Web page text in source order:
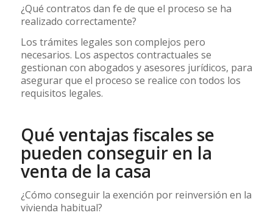
¿Qué contratos dan fe de que el proceso se ha
realizado correctamente?
Los trámites legales son complejos pero
necesarios. Los aspectos contractuales se
gestionan con abogados y asesores jurídicos, para
asegurar que el proceso se realice con todos los
requisitos legales.
Qué ventajas fiscales se
pueden conseguir en la
venta de la casa
¿Cómo conseguir la exención por reinversión en la
vivienda habitual?